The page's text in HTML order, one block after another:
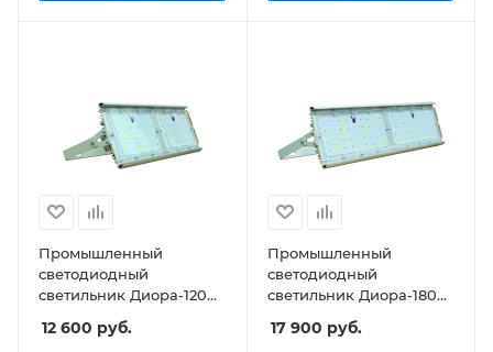
Промышленный
светодиодный
светильник Диора-120
12 600 руб.
Промышленный
светодиодный
светильник Диора-180
17 900 руб.